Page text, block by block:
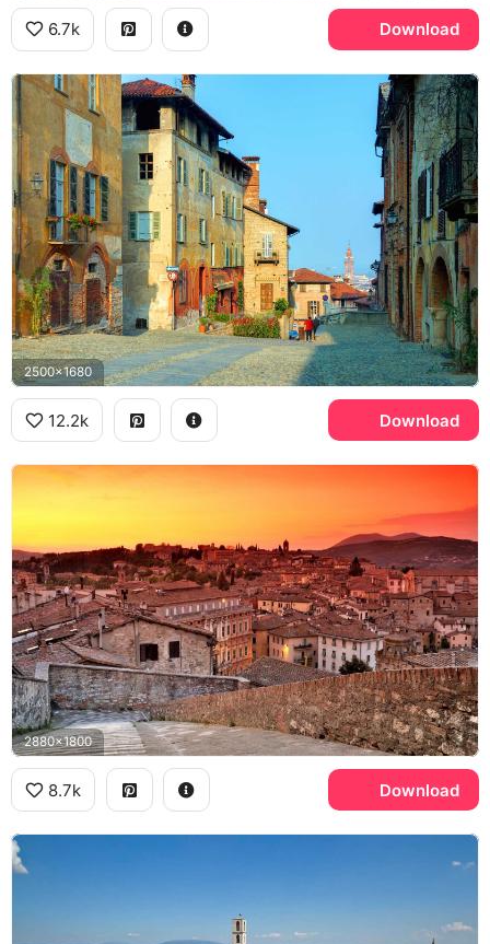
6.7k Download
2500x1680
12.2k Download
2880x1800
8.7k Download